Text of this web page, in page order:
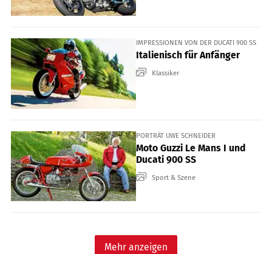
IMPRESSIONEN VON DER DUCATI 900 SS
Italienisch für Anfänger
Klassiker
PORTRÄT UWE SCHNEIDER
Moto Guzzi Le Mans I und
Ducati 900 SS
Sport & Szene
Mehr anzeigen